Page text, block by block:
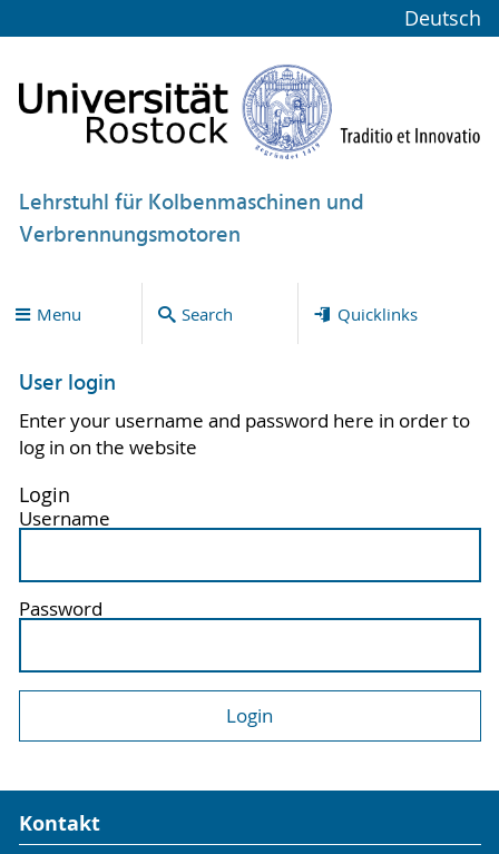
Deutsch
Lehrstuhl für Kolbenmaschinen und
Verbrennungsmotoren
Menu Search Quicklinks
User login
Enter your username and password here in order to
log in on the website
Login
Username
Password
Kontakt